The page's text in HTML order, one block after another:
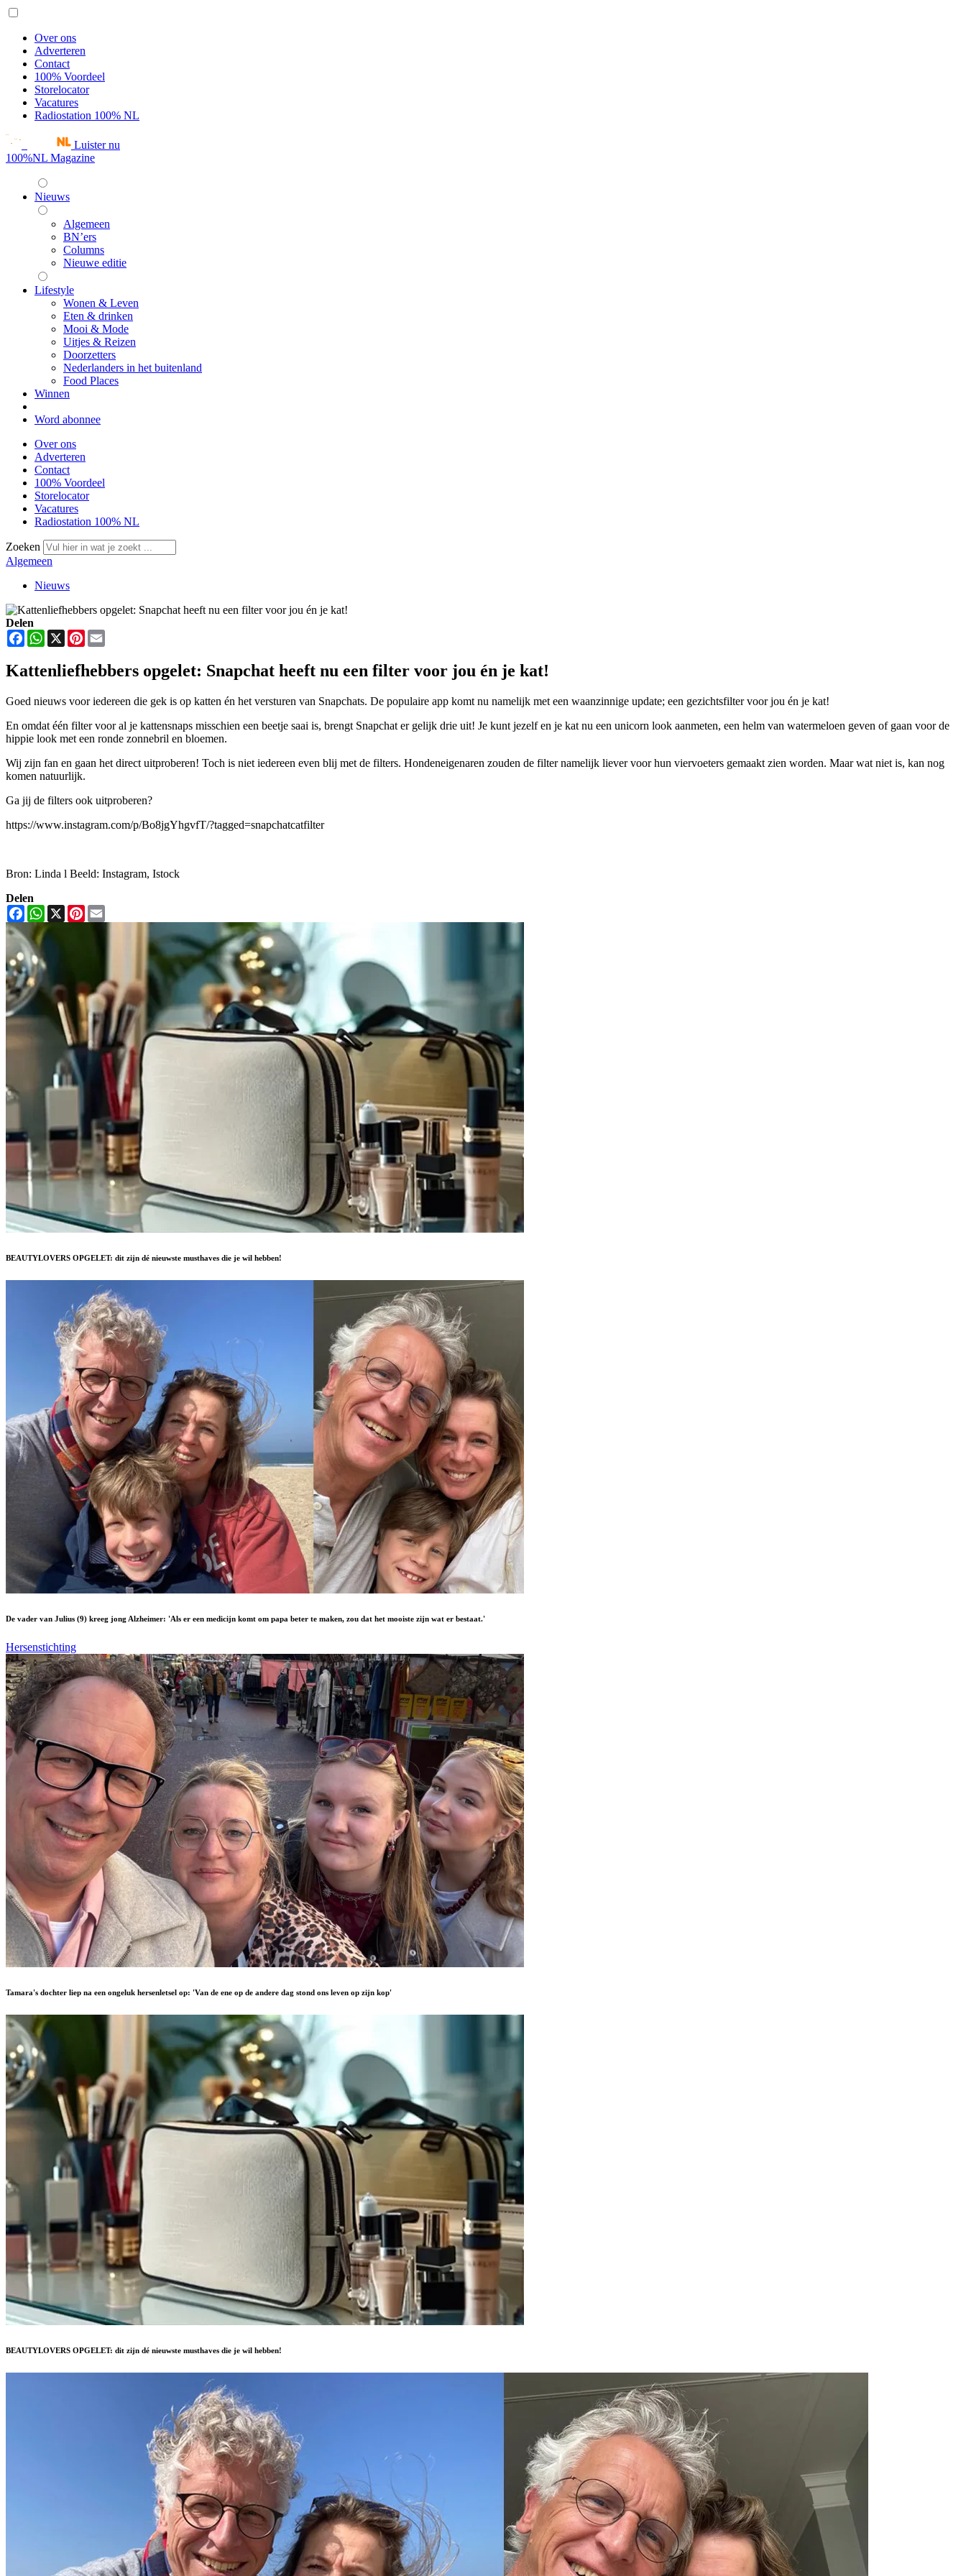
Over ons
Adverteren
Contact
100% Voordeel
Storelocator
Vacatures
Radiostation 100% NL
Luister nu
100%NL Magazine
Nieuws
Algemeen
BN’ers
Columns
Nieuwe editie
Lifestyle
Wonen & Leven
Eten & drinken
Mooi & Mode
Uitjes & Reizen
Doorzetters
Nederlanders in het buitenland
Food Places
Winnen
Word abonnee
Over ons
Adverteren
Contact
100% Voordeel
Storelocator
Vacatures
Radiostation 100% NL
Zoeken
Algemeen
Nieuws
Delen
FacebookWhatsApp
X Pinterest
Kattenliefhebbers opgelet: Snapchat heeft nu een filter voor jou én je kat!
Goed nieuws voor iedereen die gek is op katten én het versturen van Snapchats. De populaire app komt nu namelijk met een waanzinnige update; een gezichtsfilter voor jou én je kat!
En omdat één filter voor al je kattensnaps misschien een beetje saai is, brengt Snapchat er gelijk drie uit! Je kunt jezelf en je kat nu een unicorn look aanmeten, een helm van watermeloen geven of gaan voor de
hippie look met een ronde zonnebril en bloemen.
Wij zijn fan en gaan het direct uitproberen! Toch is niet iedereen even blij met de filters. Hondeneigenaren zouden de filter namelijk liever voor hun viervoeters gemaakt zien worden. Maar wat niet is, kan nog
komen natuurlijk.
Ga jij de filters ook uitproberen?
https://www.instagram.com/p/Bo8jgYhgvfT/?tagged=snapchatcatfilter
Bron: Linda l Beeld: Instagram, Istock
Delen
FacebookWhatsApp
X Pinterest
BEAUTYLOVERS OPGELET: dit zijn dé nieuwste musthaves die je wil hebben!
De vader van Julius (9) kreeg jong Alzheimer: 'Als er een medicijn komt om papa beter te maken, zou dat het mooiste zijn wat er bestaat.'
Hersenstichting
Tamara's dochter liep na een ongeluk hersenletsel op: 'Van de ene op de andere dag stond ons leven op zijn kop'
BEAUTYLOVERS OPGELET: dit zijn dé nieuwste musthaves die je wil hebben!